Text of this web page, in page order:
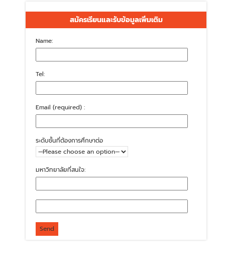
สมัครเรียนและรับข้อมูลเพิ่มเติม
Name:
Tel:
Email (required) :
ระดับชั้นที่ต้องการศึกษาต่อ
มหาวิทยาลัยที่สนใจ: